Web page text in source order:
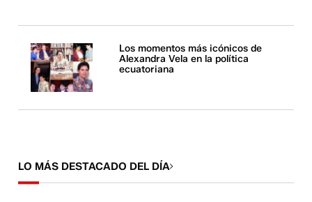
Los momentos más icónicos de
Alexandra Vela en la política
ecuatoriana
LO MÁS DESTACADO DEL DÍA